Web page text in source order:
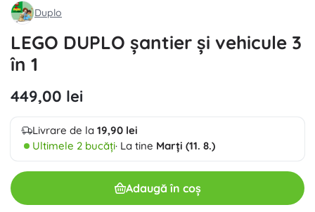
Duplo
LEGO DUPLO șantier și vehicule 3
în 1
449,00 lei
Livrare de la 19,90 lei
Ultimele 2 bucăți· La tine Marți (11. 8.)
Adaugă în coș